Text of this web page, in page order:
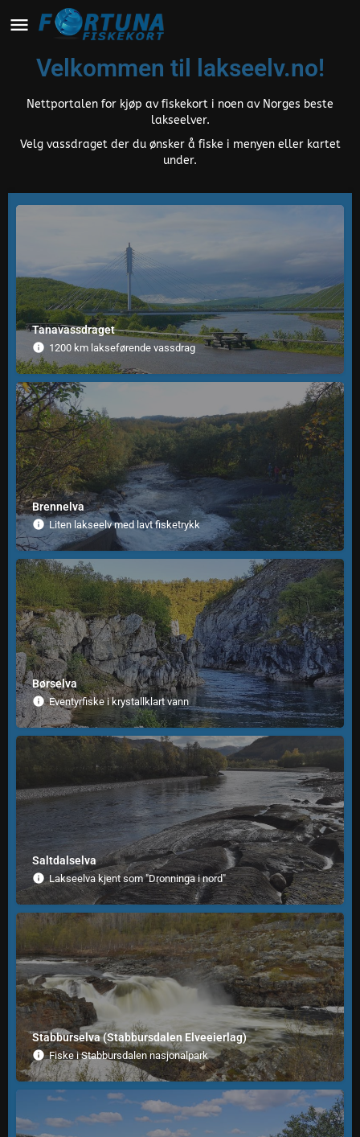
Velkommen til lakseelv.no!
Nettportalen for kjøp av fiskekort i noen av Norges beste
lakseelver.
Velg vassdraget der du ønsker å fiske i menyen eller kartet
under.
Tanavassdraget
1200 km lakseførende vassdrag
Brennelva
Liten lakseelv med lavt fisketrykk
Børselva
Eventyrfiske i krystallklart vann
Saltdalselva
Lakseelva kjent som "Dronninga i nord"
Stabburselva (Stabbursdalen Elveeierlag)
Fiske i Stabbursdalen nasjonalpark